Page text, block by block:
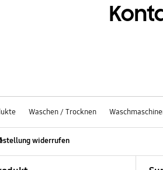
Waschen / Trocknen
widerrufen